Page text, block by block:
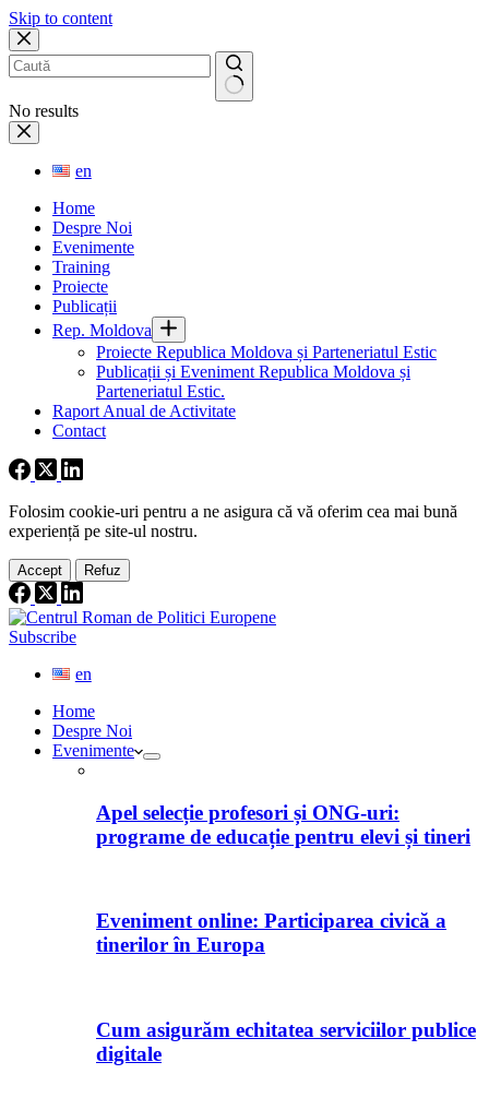
Skip to content
No results
en
Home
Despre Noi
Evenimente
Training
Proiecte
Publicații
Rep. Moldova
Proiecte Republica Moldova și Parteneriatul Estic
Publicații și Eveniment Republica Moldova și
Parteneriatul Estic.
Raport Anual de Activitate
Contact
Folosim cookie-uri pentru a ne asigura că vă oferim cea mai bună
experiență pe site-ul nostru.
Accept Refuz
Subscribe
en
Home
Despre Noi
Evenimente
Apel selecție profesori și ONG-uri:
programe de educație pentru elevi și tineri
Eveniment online: Participarea civică a
tinerilor în Europa
Cum asigurăm echitatea serviciilor publice
digitale